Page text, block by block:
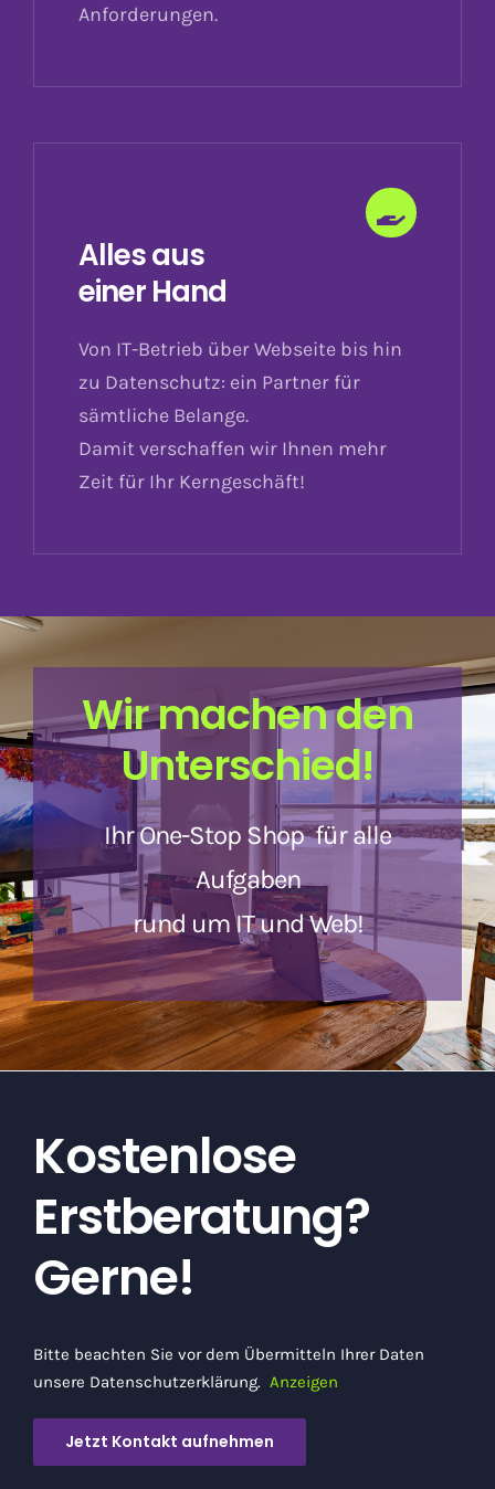
Anforderungen.
Alles aus
einer Hand
Von IT-Betrieb über Webseite bis hin
zu Datenschutz: ein Partner für
sämtliche Belange.
Damit verschaffen wir Ihnen mehr
Zeit für Ihr Kerngeschäft!
Wir machen den
Unterschied!
Ihr One-Stop Shopfür alle
Aufgaben
rund um IT und Web!
Kostenlose
Erstberatung?
Gerne!
Bitte beachten Sie vor dem Übermitteln Ihrer Daten
unsere Datenschutzerklärung. Anzeigen
Jetzt Kontakt aufnehmen